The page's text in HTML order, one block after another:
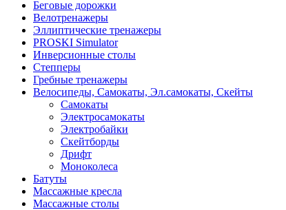
Беговые дорожки
Велотренажеры
Эллиптические тренажеры
PROSKI Simulator
Инверсионные столы
Степперы
Гребные тренажеры
Велосипеды, Самокаты, Эл.самокаты, Скейты
Самокаты
Электросамокаты
Электробайки
Скейтборды
Дрифт
Моноколеса
Батуты
Массажные кресла
Массажные столы